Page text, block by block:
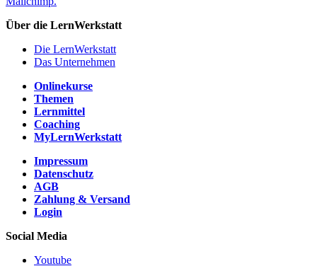
Über die LernWerkstatt
Die LernWerkstatt
Das Unternehmen
Onlinekurse
Themen
Lernmittel
Coaching
MyLernWerkstatt
Impressum
Datenschutz
AGB
Zahlung & Versand
Login
Social Media
Youtube